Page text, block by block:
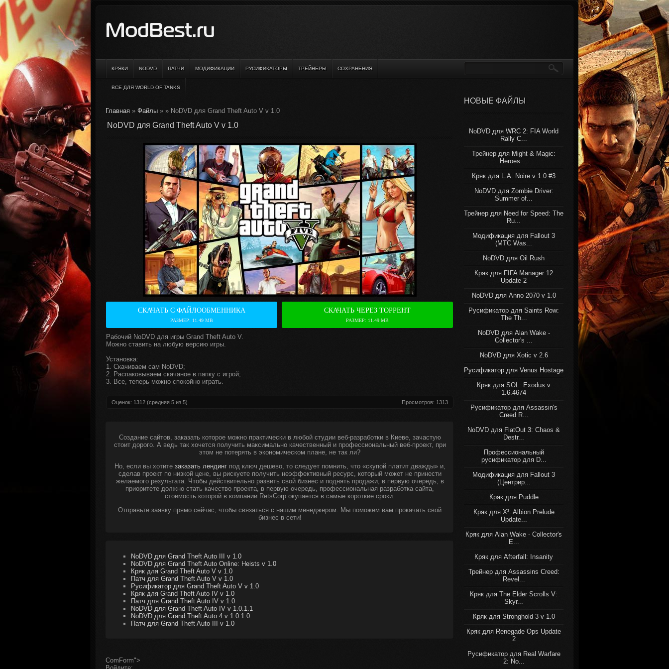
КРЯКИ NODVD ПАТЧИ МОДИФИКАЦИИ РУСИФИКАТОРЫ ТРЕЙНЕРЫ СОХРАНЕНИЯ
ВСЕ ДЛЯ WORLD OF TANKS
НОВЫЕ ФАЙЛЫ
NoDVD для WRC 2: FIA World
Rally C...
Трейнер для Might & Magic:
Heroes ...
Кряк для L.A. Noire v 1.0 #3
NoDVD для Zombie Driver:
Summer of...
Трейнер для Need for Speed: The
Ru...
Модификация для Fallout 3
(MTC Was...
NoDVD для Oil Rush
Кряк для FIFA Manager 12
Update 2
NoDVD для Anno 2070 v 1.0
Русификатор для Saints Row:
The Th...
NoDVD для Alan Wake -
Collector's ...
NoDVD для Xotic v 2.6
Русификатор для Venus Hostage
Кряк для SOL: Exodus v
1.6.4674
Русификатор для Assassin's
Creed R...
NoDVD для FlatOut 3: Chaos &
Destr...
Профессиональный
русификатор для D...
Модификация для Fallout 3
(Центрир...
Кряк для Puddle
Кряк для X³: Albion Prelude
Update...
Кряк для Alan Wake - Collector's
E...
Кряк для Afterfall: Insanity
Трейнер для Assassins Creed:
Revel...
Кряк для The Elder Scrolls V:
Skyr...
Кряк для Stronghold 3 v 1.0
Кряк для Renegade Ops Update
2
Русификатор для Real Warfare
2: No...
Главная » Файлы » » NoDVD для Grand Theft Auto V v 1.0
NoDVD для Grand Theft Auto V v 1.0
СКАЧАТЬ С ФАЙЛООБМЕННИКА
РАЗМЕР: 11.49 MB
СКАЧАТЬ ЧЕРЕЗ ТОРРЕНТ
РАЗМЕР: 11.49 MB
Рабочий NoDVD для игры Grand Theft Auto V.
Можно ставить на любую версию игры.
Установка:
1. Скачиваем сам NoDVD;
2. Распаковываем скачаное в папку с игрой;
3. Все, теперь можно спокойно играть.
Просмотров: 1313
Оценок: 1312 (средняя 5 из 5)
Создание сайтов, заказать которое можно практически в любой студии веб-разработки в Киеве, зачастую
стоит дорого. А ведь так хочется получить максимально качественный и профессиональный веб-проект, при
этом не потерять в экономическом плане, не так ли?
Но, если вы хотите заказать лендингпод ключ дешево, то следует помнить, что «скупой платит дважды» и,
сделав проект по низкой цене, вы рискуете получить неэффективный ресурс, который может не принести
желаемого результата. Чтобы действительно развить свой бизнес и поднять продажи, в первую очередь, в
приоритете должно стать качество проекта, в первую очередь, профессиональная разработка сайта,
стоимость которой в компании RetsCorp окупается в самые короткие сроки.
Отправьте заявку прямо сейчас, чтобы связаться с нашим менеджером. Мы поможем вам прокачать свой
бизнес в сети!
NoDVD для Grand Theft Auto III v 1.0
NoDVD для Grand Theft Auto Online: Heists v 1.0
Кряк для Grand Theft Auto V v 1.0
Патч для Grand Theft Auto V v 1.0
Русификатор для Grand Theft Auto V v 1.0
Кряк для Grand Theft Auto IV v 1.0
Патч для Grand Theft Auto IV v 1.0
NoDVD для Grand Theft Auto IV v 1.0.1.1
NoDVD для Grand Theft Auto 4 v 1.0.1.0
Патч для Grand Theft Auto III v 1.0
ComForm">